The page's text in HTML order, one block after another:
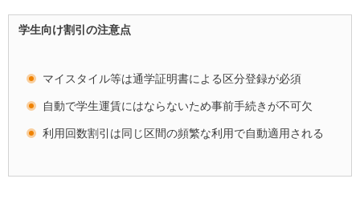
学生向け割引の注意点
マイスタイル等は通学証明書による区分登録が必須
自動で学生運賃にはならないため事前手続きが不可欠
利用回数割引は同じ区間の頻繁な利用で自動適用される